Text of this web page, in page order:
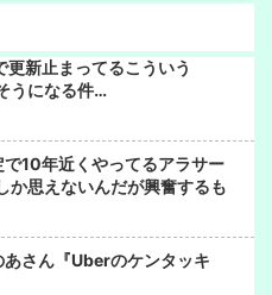
更新止まってるこういう
うになる件…
で10年近くやってるアラサー
思えないんだが興奮するも
あさん『Uberのケンタッキ